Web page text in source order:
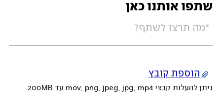
שתפו אותנו כאן
הוספת קובץ
ניתן להעלות קבצי mov, png, jpeg, jpg, mp4 עד 200MB